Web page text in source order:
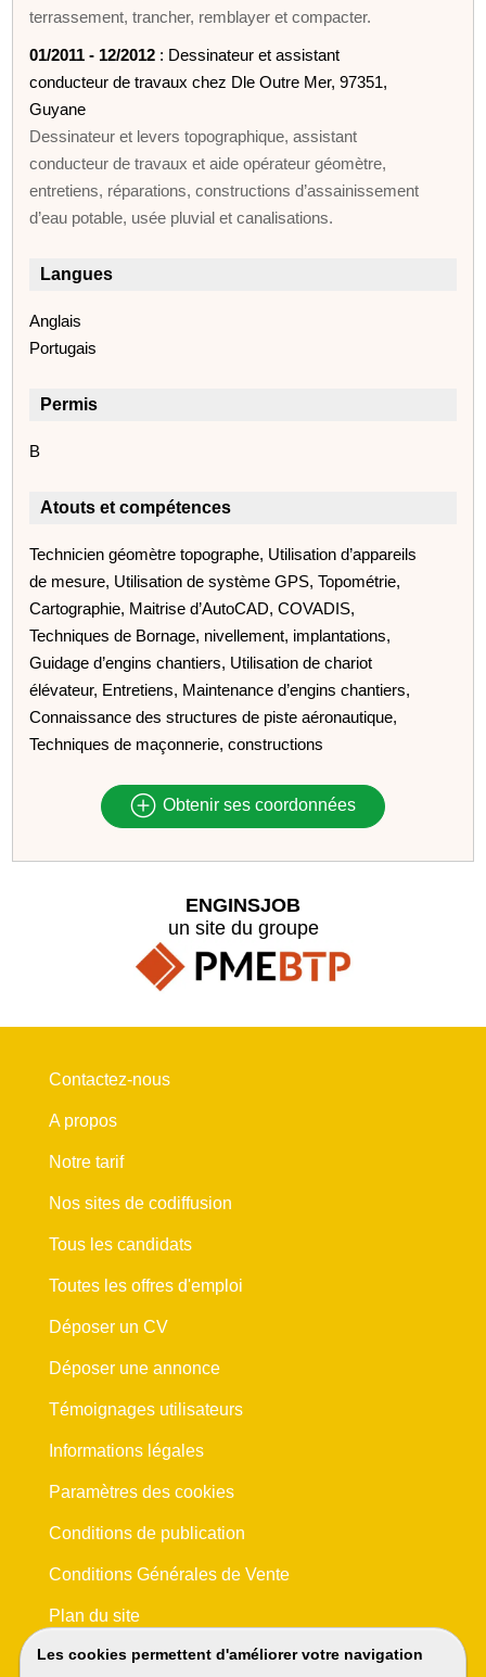
terrassement, trancher, remblayer et compacter.
01/2011 - 12/2012 : Dessinateur et assistant
conducteur de travaux chez Dle Outre Mer, 97351,
Guyane
Dessinateur et levers topographique, assistant
conducteur de travaux et aide opérateur géomètre,
entretiens, réparations, constructions d’assainissement
d’eau potable, usée pluvial et canalisations.
Langues
Anglais
Portugais
Permis
B
Atouts et compétences
Technicien géomètre topographe, Utilisation d’appareils
de mesure, Utilisation de système GPS, Topométrie,
Cartographie, Maitrise d’AutoCAD, COVADIS,
Techniques de Bornage, nivellement, implantations,
Guidage d’engins chantiers, Utilisation de chariot
élévateur, Entretiens, Maintenance d’engins chantiers,
Connaissance des structures de piste aéronautique,
Techniques de maçonnerie, constructions
Obtenir ses coordonnées
Les cookies permettent d'améliorer votre navigation
ENGINSJOB
un site du groupe
Contactez-nous
A propos
Notre tarif
Nos sites de codiffusion
Tous les candidats
Toutes les offres d'emploi
Déposer un CV
Déposer une annonce
Témoignages utilisateurs
Informations légales
Paramètres des cookies
Conditions de publication
Conditions Générales de Vente
Plan du site